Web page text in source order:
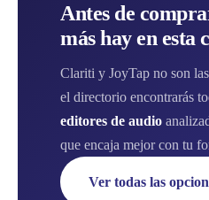
Antes de
más hay en esta
Clariti y JoyTap no son
el directorio encontrarás
editores de audio
que encaja mejor con tu
Ver todas las